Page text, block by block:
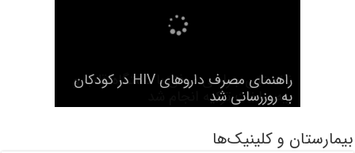
راهنمای مصرف داروهای HIV در کودکان
به روزرسانی شد
نخستین جراحی موفق با دستگاه قلب و
ریه ساخت ترکیه انجام شد
شرح وظایف «رصدخانه ملی غذا و
بیماری» اعلام شد
سیگار الکترونیک هم سرطانزا است
هفتاد و نهمین مجمع جهانی بهداشت آغاز
به کار کرد
بیمارستان و کلینیک‌ها